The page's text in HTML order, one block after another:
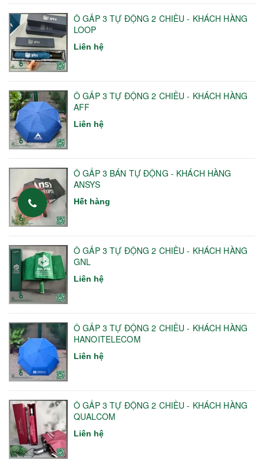
Ô GẤP 3 TỰ ĐỘNG 2 CHIỀU - KHÁCH HÀNG
LOOP
Liên hệ
Ô GẤP 3 TỰ ĐỘNG 2 CHIỀU - KHÁCH HÀNG
AFF
Liên hệ
Ô GẤP 3 BÁN TỰ ĐỘNG - KHÁCH HÀNG
ANSYS
Hết hàng
Ô GẤP 3 TỰ ĐỘNG 2 CHIỀU - KHÁCH HÀNG
GNL
Liên hệ
Ô GẤP 3 TỰ ĐỘNG 2 CHIỀU - KHÁCH HÀNG
HANOITELECOM
Liên hệ
Ô GẤP 3 TỰ ĐỘNG 2 CHIỀU - KHÁCH HÀNG
QUALCOM
Liên hệ